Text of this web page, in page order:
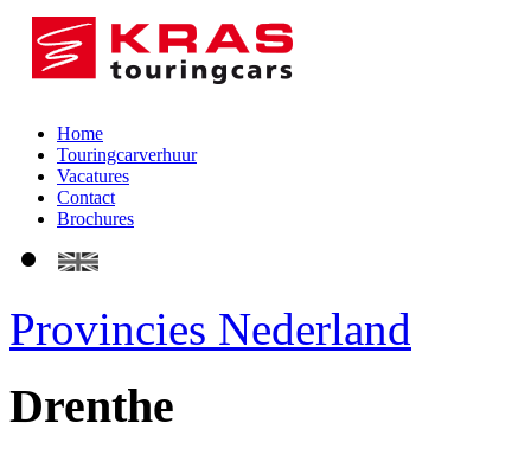
Home
Touringcarverhuur
Vacatures
Contact
Brochures
Provincies Nederland
Drenthe